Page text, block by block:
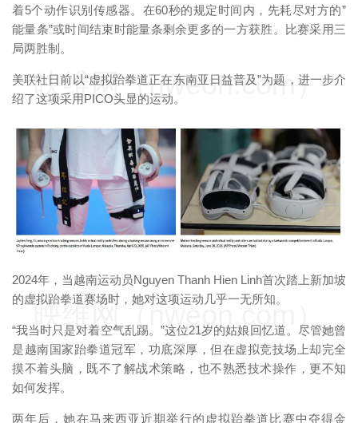
着5个动作识别传感器。在60秒的规定时间内，先耗尽对方的”
能量条”或时间结束时能量条剩余更多的一方获胜。比赛采用三
局两胜制。
美联社日前以“虚拟跆拳道正在东南亚日益普及”为题，进一步介
绍了这项采用PICO头显的运动。
2024年，当越南运动员Nguyen Thanh Hien Linh首次踏上新加坡
的虚拟跆拳道赛场时，她对这项运动几乎一无所知。
“我当时只是对着空气乱踢。”这位21岁的姑娘回忆道。尽管她曾
是越南国家跆拳道冠军，功底深厚，但在虚拟竞技场上却完全
摸不着头脑，既不了解战术策略，也不熟悉技术操作，更不知
如何发挥。
两年后，她在马来西亚近期举行的虚拟跆拳道比赛中夺得金
映维网（nweon.com）
映维网（nweon.com）